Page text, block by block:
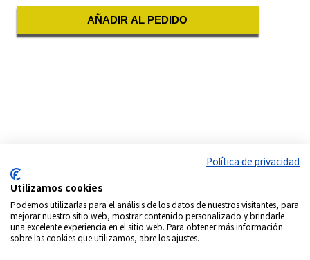
AÑADIR AL PEDIDO
Política de privacidad
Utilizamos cookies
Podemos utilizarlas para el análisis de los datos de nuestros visitantes, para
mejorar nuestro sitio web, mostrar contenido personalizado y brindarle
una excelente experiencia en el sitio web. Para obtener más información
sobre las cookies que utilizamos, abre los ajustes.